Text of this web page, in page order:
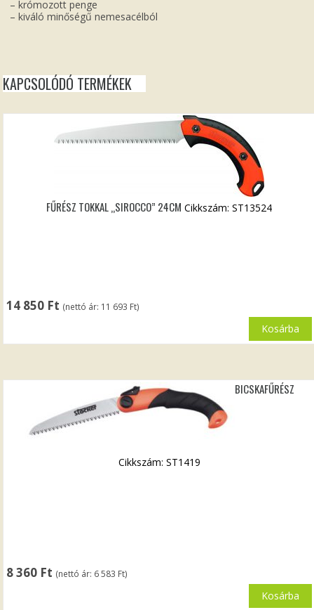
– krómozott penge
– kiváló minőségű nemesacélból
KAPCSOLÓDÓ TERMÉKEK
FŰRÉSZ TOKKAL „SIROCCO” 24CM
14 850 Ft (nettó ár: 11 693 Ft)
Cikkszám: ST13524
Kosárba
BICSKAFŰRÉSZ
8 360 Ft (nettó ár: 6 583 Ft)
Cikkszám: ST1419
Kosárba